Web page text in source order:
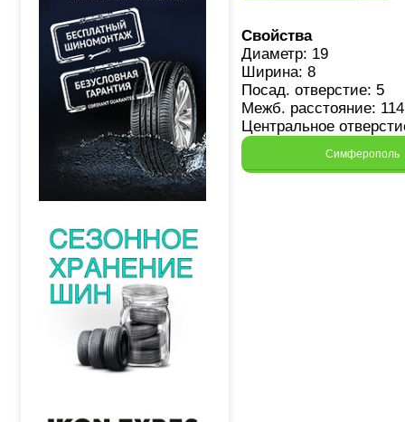
Свойства
Диаметр: 19
Ширина: 8
Посад. отверстие: 5
Межб. расстояние:
Центральное
Симферополь